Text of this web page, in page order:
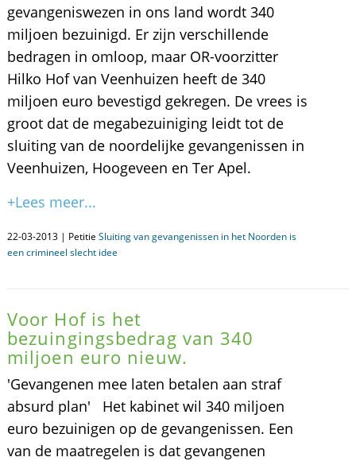
gevangeniswezen in ons land wordt 340
miljoen bezuinigd. Er zijn verschillende
bedragen in omloop, maar OR-voorzitter
Hilko Hof van Veenhuizen heeft de 340
miljoen euro bevestigd gekregen. De vrees is
groot dat de megabezuiniging leidt tot de
sluiting van de noordelijke gevangenissen in
Veenhuizen, Hoogeveen en Ter Apel.
+Lees meer...
22-03-2013 | Petitie Sluiting van gevangenissen in het Noorden is
een crimineel slecht idee
Voor Hof is het
bezuingingsbedrag van 340
miljoen euro nieuw.
'Gevangenen mee laten betalen aan straf
absurd plan' Het kabinet wil 340 miljoen
euro bezuinigen op de gevangenissen. Een
van de maatregelen is dat gevangenen